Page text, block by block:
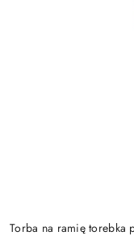
Torba na ramię torebka